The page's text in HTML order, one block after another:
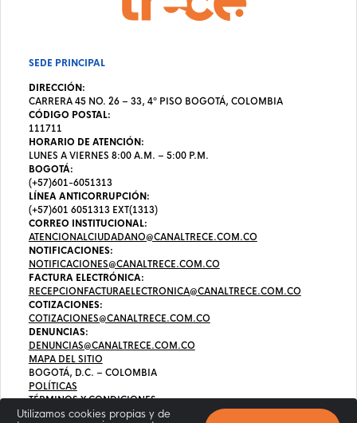
Utilizamos cookies propias y de
SEDE PRINCIPAL
DIRECCIÓN:
CARRERA 45 NO. 26 – 33, 4º PISO BOGOTÁ, COLOMBIA
CÓDIGO POSTAL:
111711
HORARIO DE ATENCIÓN:
LUNES A VIERNES 8:00 A.M. – 5:00 P.M.
BOGOTÁ:
(+57)601-6051313
LÍNEA ANTICORRUPCIÓN:
(+57)601 6051313 EXT(1313)
CORREO INSTITUCIONAL:
ATENCIONALCIUDADANO@CANALTRECE.COM.CO
NOTIFICACIONES:
NOTIFICACIONES@CANALTRECE.COM.CO
FACTURA ELECTRÓNICA:
RECEPCIONFACTURAELECTRONICA@CANALTRECE.COM.CO
COTIZACIONES:
COTIZACIONES@CANALTRECE.COM.CO
DENUNCIAS:
DENUNCIAS@CANALTRECE.COM.CO
MAPA DEL SITIO
BOGOTÁ, D.C. – COLOMBIA
POLÍTICAS
TÉRMINOS Y CONDICIONES